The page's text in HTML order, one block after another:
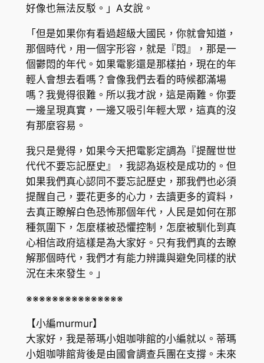
好像也無法反駁。」A女說。
「但是如果你有看過超級大國民，你就會知道，
那個時代，用一個字形容，就是『悶』，那是一
個鬱悶的年代。如果電影還是那樣拍，現在的年
輕人會想去看嗎？會像我們去看的時候都滿場
嗎？我覺得很難。所以我才說，這是兩難。你要
一邊呈現真實，一邊又吸引年輕大眾，這真的沒
有那麼容易。
我只是覺得，如果今天把電影定調為『提醒世世
代代不要忘記歷史』，我認為返校是成功的。但
如果我們真心認同不要忘記歷史，那我們也必須
提醒自己，要花更多的心力，去讀更多的資料，
去真正瞭解白色恐怖那個年代，人民是如何在那
種氛圍下，怎麼樣被恐懼控制，怎麼被馴化到真
心相信政府這樣是為大家好。只有我們真的去瞭
解那個時代，我們才有能力辨識與避免同樣的狀
況在未來發生。」
※※※※※※※※※※※※※※※
【小編murmur】
大家好，我是蒂瑪小姐咖啡館的小編就以。蒂瑪
小姐咖啡館背後是由國會調查兵團在支撐。未來